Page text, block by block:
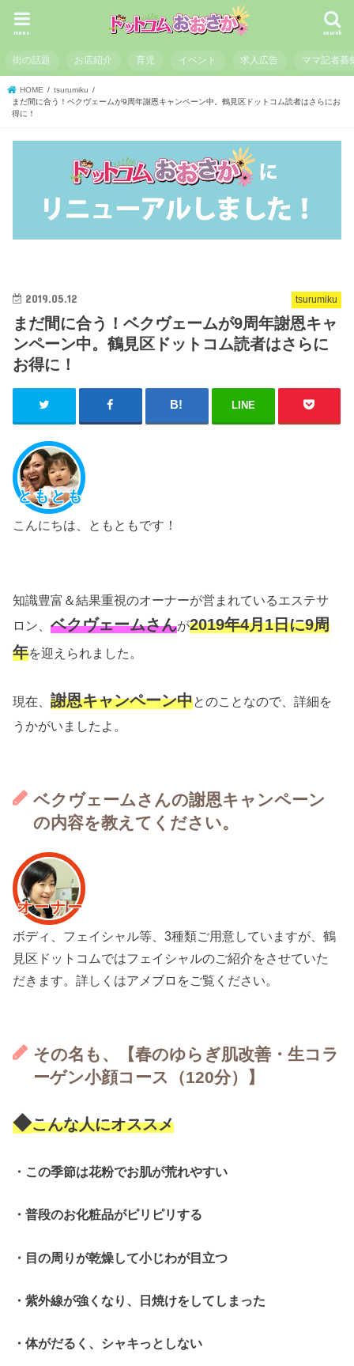
search
menu
街の話題 お店紹介 育児 イベント 求人広告 ママ記者募
HOME
tsurumiku
まだ間に合う！ベクヴェームが9周年謝恩キャンペーン中。鶴見区ドットコム読者はさらにお
得に！
tsurumiku
2019.05.12
まだ間に合う！ベクヴェームが9周年謝恩キャ
ンペーン中。鶴見区ドットコム読者はさらに
お得に！
LINE
ともとも
こんにちは、ともともです！
知識豊富＆結果重視のオーナーが営まれているエステサ
ロン、ベクヴェームさんが2019年4月1日に9周
年を迎えられました。
現在、謝恩キャンペーン中とのことなので、詳細を
うかがいましたよ。
ベクヴェームさんの謝恩キャンペーン
の内容を教えてください。
オーナー
ボディ、フェイシャル等、3種類ご用意していますが、鶴
見区ドットコムではフェイシャルのご紹介をさせていた
だきます。詳しくはアメブロをご覧ください。
その名も、【春のゆらぎ肌改善・生コラ
ーゲン小顔コース（120分）】
◆こんな人にオススメ
・この季節は花粉でお肌が荒れやすい
・普段のお化粧品がピリピリする
・ 目の周りが乾燥して小じわが目立つ
・紫外線が強くなり、日焼けをしてしまった
・体がだるく、シャキっとしない